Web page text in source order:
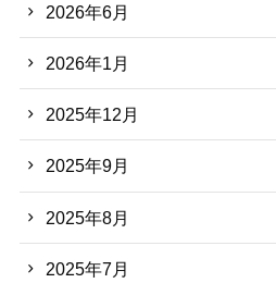
2026年6月
2026年1月
2025年12月
2025年9月
2025年8月
2025年7月